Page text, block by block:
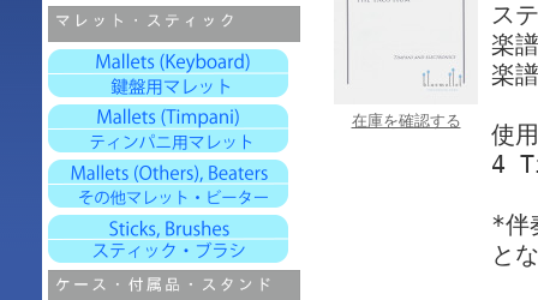
在庫を確認する
ス
楽
楽
使
4
*伴
と